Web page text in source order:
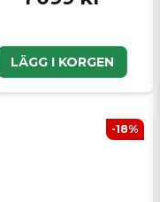
LÄGG I KORGEN
-18%